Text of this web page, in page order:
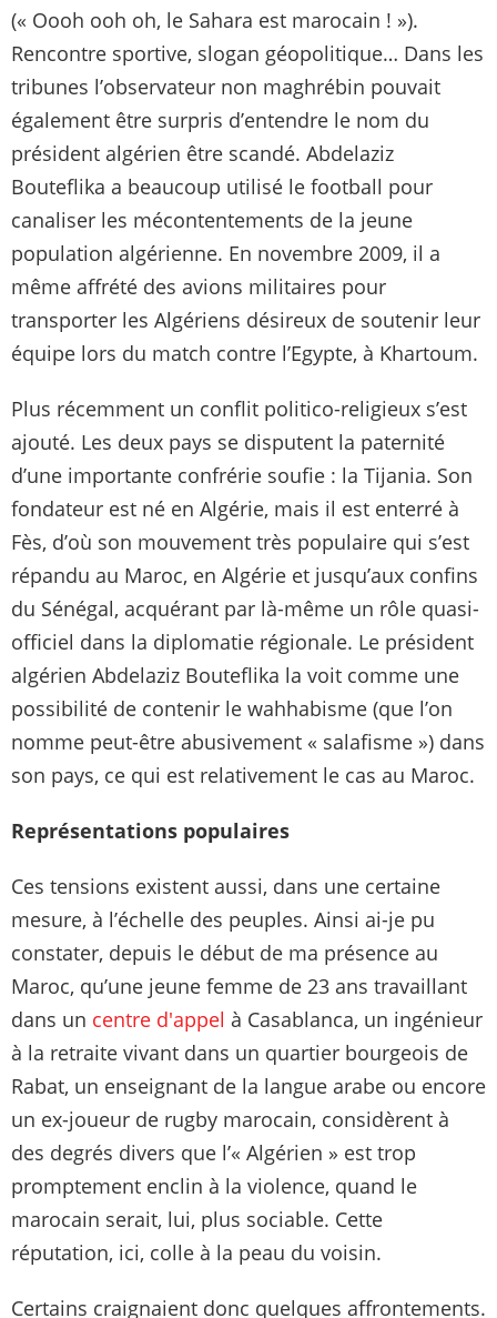
(« Oooh ooh oh, le Sahara est marocain ! »).
Rencontre sportive, slogan géopolitique… Dans les
tribunes l’observateur non maghrébin pouvait
également être surpris d’entendre le nom du
président algérien être scandé. Abdelaziz
Bouteflika a beaucoup utilisé le football pour
canaliser les mécontentements de la jeune
population algérienne. En novembre 2009, il a
même affrété des avions militaires pour
transporter les Algériens désireux de soutenir leur
équipe lors du match contre l’Egypte, à Khartoum.
Plus récemment un conflit politico-religieux s’est
ajouté. Les deux pays se disputent la paternité
d’une importante confrérie soufie : la Tijania. Son
fondateur est né en Algérie, mais il est enterré à
Fès, d’où son mouvement très populaire qui s’est
répandu au Maroc, en Algérie et jusqu’aux confins
du Sénégal, acquérant par là-même un rôle quasi-
officiel dans la diplomatie régionale. Le président
algérien Abdelaziz Bouteflika la voit comme une
possibilité de contenir le wahhabisme (que l’on
nomme peut-être abusivement « salafisme ») dans
son pays, ce qui est relativement le cas au Maroc.
Représentations populaires
Ces tensions existent aussi, dans une certaine
mesure, à l’échelle des peuples. Ainsi ai-je pu
constater, depuis le début de ma présence au
Maroc, qu’une jeune femme de 23 ans travaillant
dans un centre d'appel à Casablanca, un ingénieur
à la retraite vivant dans un quartier bourgeois de
Rabat, un enseignant de la langue arabe ou encore
un ex-joueur de rugby marocain, considèrent à
des degrés divers que l’« Algérien » est trop
promptement enclin à la violence, quand le
marocain serait, lui, plus sociable. Cette
réputation, ici, colle à la peau du voisin.
Certains craignaient donc quelques affrontements.